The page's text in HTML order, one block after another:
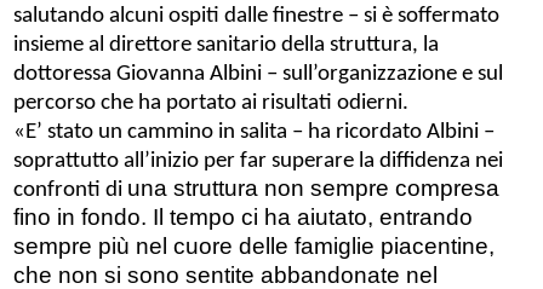
salutando alcuni ospiti dalle finestre – si è soffermato
insieme al direttore sanitario della struttura, la
dottoressa Giovanna Albini – sull’organizzazionee sul
percorso che ha portato ai risultati odierni.
«E’ stato un cammino in salita – ha ricordato Albini –
soprattutto all’inizio per far superare la diffidenza nei
confronti di una struttura non sempre compresa
fino in fondo. Il tempo ci ha aiutato, entrando
sempre più nel cuore delle famiglie piacentine,
che non si sono sentite abbandonate nel